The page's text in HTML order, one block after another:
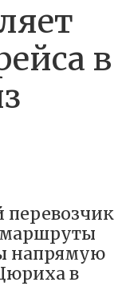
в
маршруты
напрямую
в